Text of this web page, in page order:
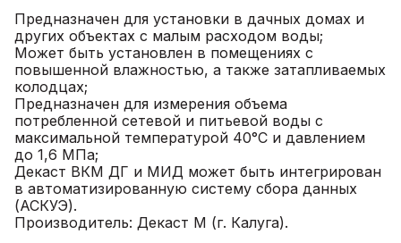
Предназначен для установки в дачных домах и
других объектах с малым расходом воды;
Может быть установлен в помещениях с
повышенной влажностью, а также затапливаемых
колодцах;
Предназначен для измерения объема
потребленной сетевой и питьевой воды с
максимальной температурой 40°C и давлением
до 1,6 МПа;
Декаст ВКМ ДГ и МИД может быть интегрирован
в автоматизированную систему сбора данных
(АСКУЭ).
Производитель: Декаст М (г. Калуга).